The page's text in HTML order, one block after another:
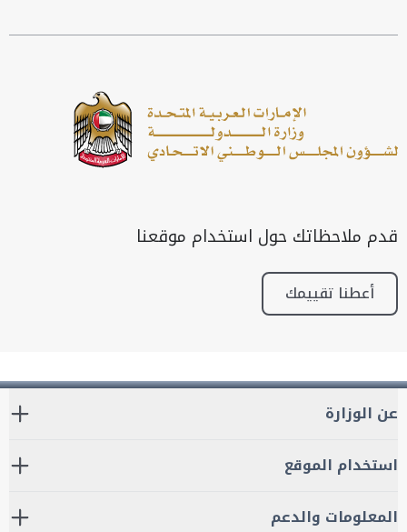
قدم ملاحظاتك حول استخدام موقعنا
أعطنا تقييمك
عن الوزارة
استخدام الموقع
المعلومات والدعم